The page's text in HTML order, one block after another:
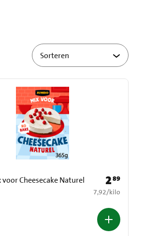
Cheesecake Naturel
Prijs: € 2,89
289
€ 7,92 per kilo
7,92/kilo